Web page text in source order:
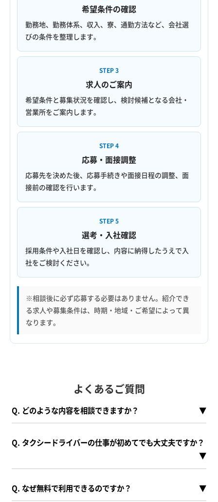
希望条件の確認
勤務地、勤務体系、収入、寮、通勤方法など、会社選
びの条件を整理します。
STEP 3
求人のご案内
希望条件と募集状況を確認し、検討候補となる会社・
営業所をご案内します。
STEP 4
応募・面接調整
応募先を決めた後、応募手続きや面接日程の調整、面
接前の確認を行います。
STEP 5
選考・入社確認
採用条件や入社日を確認し、内容に納得したうえで入
社をご検討ください。
※相談後に必ず応募する必要はありません。紹介でき
る求人や募集条件は、時期・地域・ご希望によって異
なります。
よくあるご質問
Q. どのような内容を相談できますか？ ▼
Q. タクシードライバーの仕事が初めてでも大丈夫ですか？
▼
Q. なぜ無料で利用できるのですか？ ▼